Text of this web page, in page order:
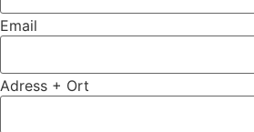
Email
Adress + Ort